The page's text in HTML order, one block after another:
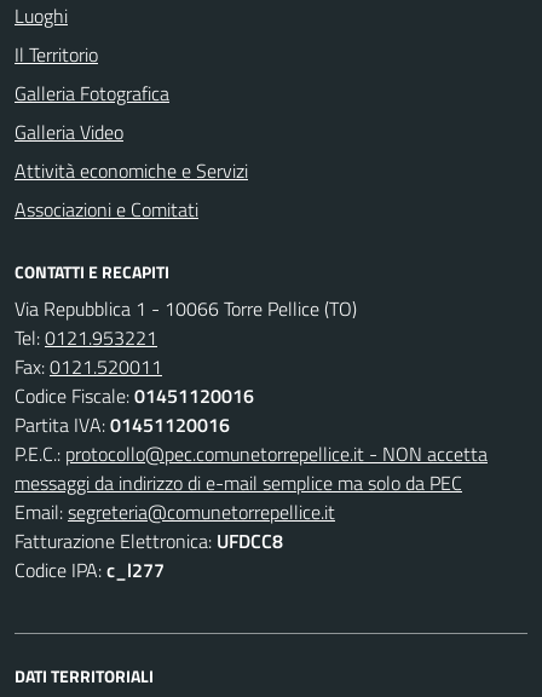
Luoghi
Il Territorio
Galleria Fotografica
Galleria Video
Attività economiche e Servizi
Associazioni e Comitati
CONTATTI E RECAPITI
Via Repubblica 1 - 10066 Torre Pellice (TO)
Tel:0121.953221
Fax:0121.520011
Codice Fiscale:01451120016
Partita IVA:01451120016
P.E.C.: protocollo@pec.comunetorrepellice.it - NON accetta
messaggi da indirizzo di e-mail semplice ma solo da PEC
Email:segreteria@comunetorrepellice.it
Fatturazione Elettronica: UFDCC8
Codice IPA:c_l277
DATI TERRITORIALI